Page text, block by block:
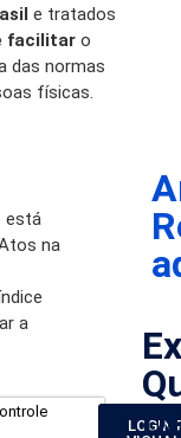
e tratados
facilitar o
das normas
físicas.
está
na
a
LOGIN